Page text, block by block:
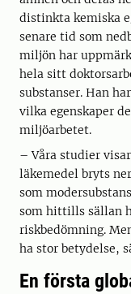
distinkta kemiska
senare tid som
miljön har
hela sitt
substanser. Han
vilka egenskaper
miljöarbetet.
– Våra studier
läkemedel bryts
som
som hittills sällan
riskbedömning.
ha stor betydelse,
En första